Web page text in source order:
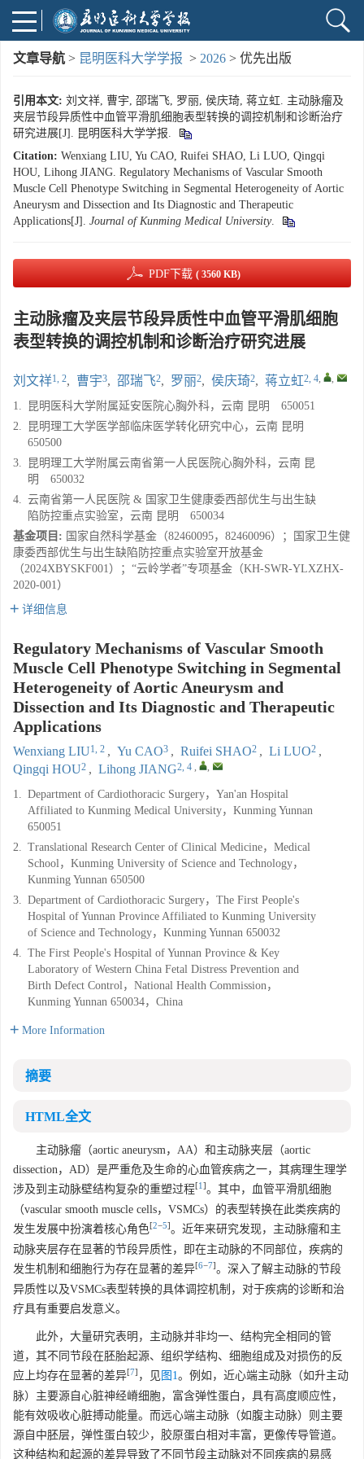
文章导航 > 昆明医科大学学报 > 2026 > 优先出版
引用本文: 刘文祥, 曹宇, 邵瑞飞, 罗丽, 侯庆琦, 蒋立虹. 主动脉瘤及
夹层节段异质性中血管平滑肌细胞表型转换的调控机制和诊断治疗
研究进展[J]. 昆明医科大学学报.
Citation: Wenxiang LIU, Yu CAO, Ruifei SHAO, Li LUO, Qingqi
HOU, Lihong JIANG. Regulatory Mechanisms of Vascular Smooth
Muscle Cell Phenotype Switching in Segmental Heterogeneity of Aortic
Aneurysm and Dissection and Its Diagnostic and Therapeutic
Applications[J]. Journal of Kunming Medical University.
PDF下载 ( 3560 KB)
主动脉瘤及夹层节段异质性中血管平滑肌细胞
表型转换的调控机制和诊断治疗研究进展
刘文祥1, 2, 曹宇3, 邵瑞飞2, 罗丽2, 侯庆琦2, 蒋立虹2, 4, ,
1.
昆明医科大学附属延安医院心胸外科，云南 昆明 650051
2.
昆明理工大学医学部临床医学转化研究中心，云南 昆明
650500
3.
昆明理工大学附属云南省第一人民医院心胸外科，云南 昆
明 650032
4. 云南省第一人民医院 & 国家卫生健康委西部优生与出生缺
陷防控重点实验室，云南 昆明 650034
基金项目: 国家自然科学基金（82460095，82460096）；国家卫生健
康委西部优生与出生缺陷防控重点实验室开放基金
（2024XBYSKF001）；“云岭学者”专项基金（KH-SWR-YLXZHX-
2020-001）
详细信息
Regulatory Mechanisms of Vascular Smooth
Muscle Cell Phenotype Switching in Segmental
Heterogeneity of Aortic Aneurysm and
Dissection and Its Diagnostic and Therapeutic
Applications
Wenxiang LIU1, 2 , Yu CAO3 , Ruifei SHAO2 , Li LUO2 ,
Qingqi HOU2 , Lihong JIANG2, 4 , ,
1. Department of Cardiothoracic Surgery，Yan'an Hospital
Affiliated to Kunming Medical University，Kunming Yunnan
650051
2. Translational Research Center of Clinical Medicine，Medical
School，Kunming University of Science and Technology，
Kunming Yunnan 650500
3. Department of Cardiothoracic Surgery，The First People's
Hospital of Yunnan Province Affiliated to Kunming University
of Science and Technology，Kunming Yunnan 650032
4. The First People's Hospital of Yunnan Province & Key
Laboratory of Western China Fetal Distress Prevention and
Birth Defect Control，National Health Commission，
Kunming Yunnan 650034，China
More Information
摘要
HTML全文
主动脉瘤（aortic aneurysm，AA）和主动脉夹层（aortic
dissection，AD）是严重危及生命的心血管疾病之一，其病理生理学
涉及到主动脉壁结构复杂的重塑过程[1 ]。其中，血管平滑肌细胞
（vascular smooth muscle cells，VSMCs）的表型转换在此类疾病的
发生发展中扮演着核心角色[2−5]。近年来研究发现，主动脉瘤和主
动脉夹层存在显著的节段异质性，即在主动脉的不同部位，疾病的
发生机制和细胞行为存在显著的差异[6−7]。深入了解主动脉的节段
异质性以及VSMCs表型转换的具体调控机制，对于疾病的诊断和治
疗具有重要启发意义。
此外，大量研究表明，主动脉并非均一、结构完全相同的管
道，其不同节段在胚胎起源、组织学结构、细胞组成及对损伤的反
应上均存在显著的差异[7] ，见图1。例如，近心端主动脉（如升主动
脉）主要源自心脏神经嵴细胞，富含弹性蛋白，具有高度顺应性，
能有效吸收心脏搏动能量。而远心端主动脉（如腹主动脉）则主要
源自中胚层，弹性蛋白较少，胶原蛋白相对丰富，更像传导管道。
这种结构和起源的差异导致了不同节段主动脉对不同疾病的易感